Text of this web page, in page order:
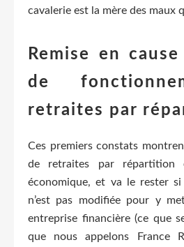
cavalerie est la mère des maux
Remise en
de
retraites par
Ces premiers constats
de retraites par répartition
économique, et va le rester
n’est pas modifiée pour y
entreprise financière (ce que
que nous appelons France